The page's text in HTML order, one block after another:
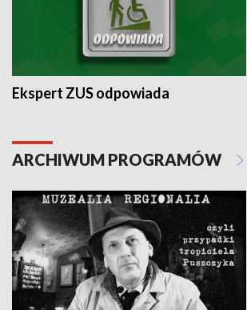
Ekspert ZUS odpowiada
ARCHIWUM PROGRAMÓW